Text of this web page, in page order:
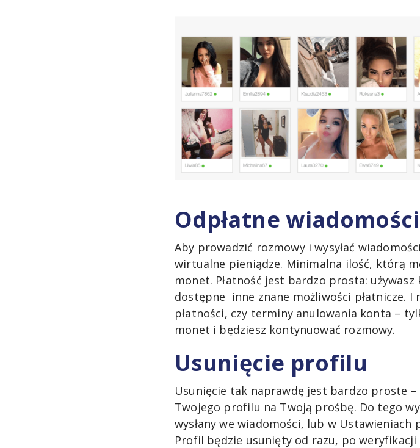
Odpłatne wiadomości
Aby prowadzić rozmowy i wysyłać
wirtualne pieniądze. Minimalna ilość, którą
monet. Płatność jest bardzo prosta:
dostępne inne znane możliwości płatnicze.
płatności, czy terminy anulowania konta –
monet i będziesz kontynuować rozmowy.
Usunięcie profilu
Usunięcie tak naprawdę jest bardzo proste
Twojego profilu na Twoją prośbę. Do tego
wysłany we wiadomości, lub w
Profil będzie usunięty od razu, po weryfikacji